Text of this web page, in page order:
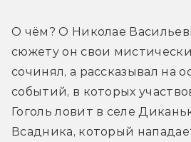
О чём? О Николае
сюжету он свои
сочинял, а рассказывал на
событий, в которых
Гоголь ловит в селе
Всадника, который